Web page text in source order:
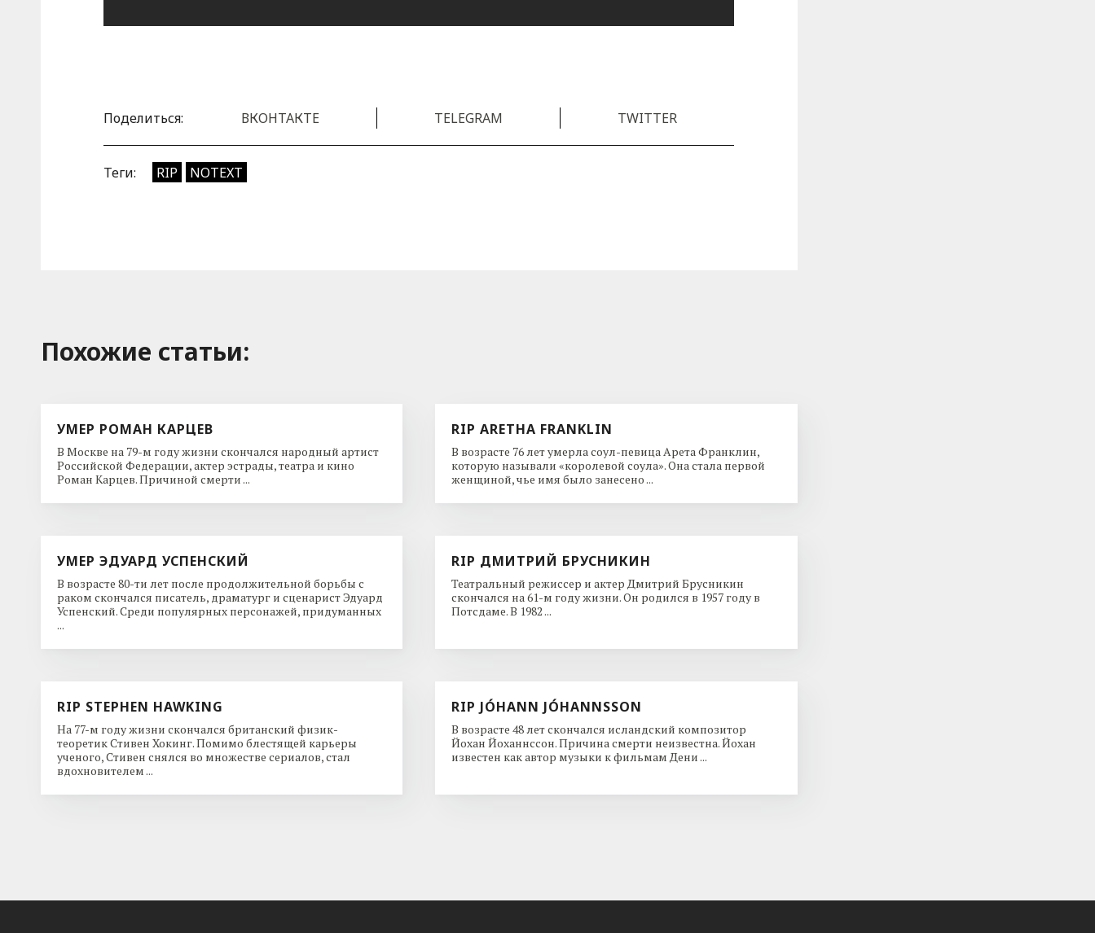
Поделиться: ВКОНТАКТЕ TELEGRAM TWITTER
Теги: RIP NOTEXT
Похожие cтатьи:
УМЕР РОМАН КАРЦЕВ
В Москве на 79-м году жизни скончался народный артист
Российской Федерации, актер эстрады, театра и кино
Роман Карцев. Причиной смерти ...
RIP ARETHA FRANKLIN
В возрасте 76 лет умерла соул-певица Арета Франклин,
которую называли «королевой соула». Она стала первой
женщиной, чье имя было занесено ...
УМЕР ЭДУАРД УСПЕНСКИЙ
В возрасте 80-ти лет после продолжительной борьбы с
раком скончался писатель, драматург и сценарист Эдуард
Успенский. Среди популярных персонажей, придуманных
...
RIP ДМИТРИЙ БРУСНИКИН
Театральный режиссер и актер Дмитрий Брусникин
скончался на 61-м году жизни. Он родился в 1957 году в
Потсдаме. В 1982 ...
RIP STEPHEN HAWKING
На 77-м году жизни скончался британский физик-
теоретик Стивен Хокинг. Помимо блестящей карьеры
ученого, Стивен снялся во множестве сериалов, стал
вдохновителем ...
RIP JÓHANN JÓHANNSSON
В возрасте 48 лет скончался исландский композитор
Йохан Йоханнссон. Причина смерти неизвестна. Йохан
известен как автор музыки к фильмам Дени ...